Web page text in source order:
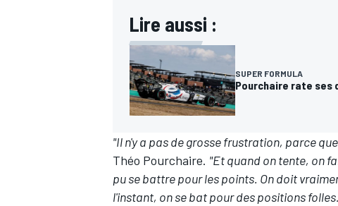
Lire aussi :
SUPER FORMULA
Pourchaire rate ses
"Il n'y a pas de grosse frustration, parce
Théo Pourchaire. "Et quand on tente, on
pu se battre pour les points. On doit
l'instant, on se bat pour des positions